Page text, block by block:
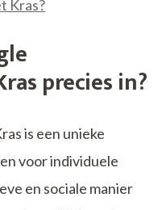
Kras?
precies in?
is een unieke
voor individuele
en sociale manier